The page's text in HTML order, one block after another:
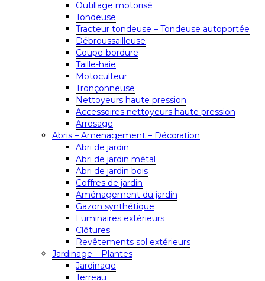
Outillage motorisé
Tondeuse
Tracteur tondeuse – Tondeuse autoportée
Débroussailleuse
Coupe-bordure
Taille-haie
Motoculteur
Tronçonneuse
Nettoyeurs haute pression
Accessoires nettoyeurs haute pression
Arrosage
Abris – Amenagement – Décoration
Abri de jardin
Abri de jardin métal
Abri de jardin bois
Coffres de jardin
Aménagement du jardin
Gazon synthétique
Luminaires extérieurs
Clôtures
Revêtements sol extérieurs
Jardinage – Plantes
Jardinage
Terreau